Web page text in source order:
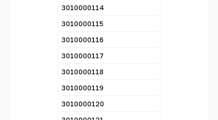
3010000114
3010000115
3010000116
3010000117
3010000118
3010000119
3010000120